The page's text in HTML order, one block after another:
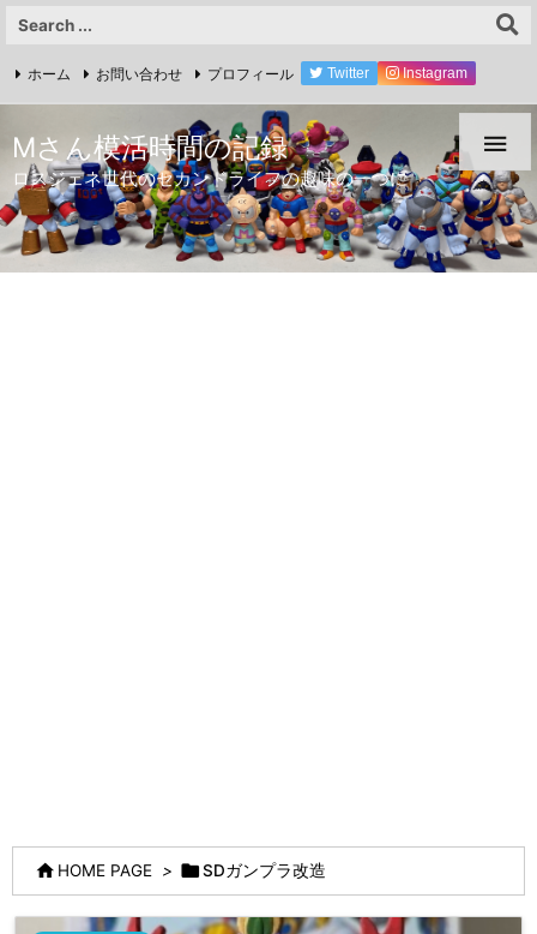

ホーム お問い合わせ プロフィール Twitter Instagram
Mさん模活時間の記録
ロスジェネ世代のセカンドライフの趣味の一つに
 HOME PAGE > SDガンプラ改造